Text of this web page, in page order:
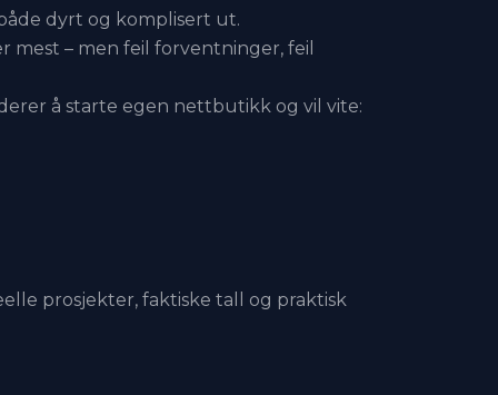
dyrt og komplisert ut.
mest – men feil forventninger, feil
å starte egen nettbutikk og vil vite:
prosjekter, faktiske tall og praktisk